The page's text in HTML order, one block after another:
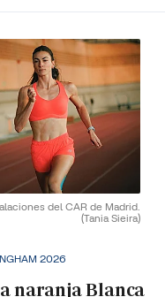
del CAR de Madrid.
(Tania Sieira)
2026
naranja Blanca